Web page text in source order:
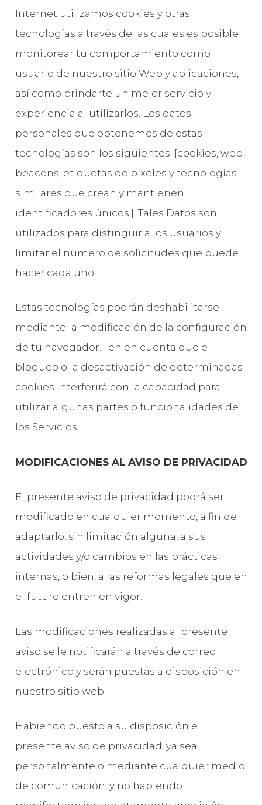
Internet utilizamos cookies y otras
tecnologías a través de las cuales es posible
monitorear tu comportamiento como
usuario de nuestro sitio Web y aplicaciones,
así como brindarte un mejor servicio y
experiencia al utilizarlos. Los datos
personales que obtenemos de estas
tecnologías son los siguientes: [cookies, web-
beacons, etiquetas de píxeles y tecnologías
similares que crean y mantienen
identificadores únicos.]. Tales Datos son
utilizados para distinguir a los usuarios y
limitar el número de solicitudes que puede
hacer cada uno.
Estas tecnologías podrán deshabilitarse
mediante la modificación de la configuración
de tu navegador. Ten en cuenta que el
bloqueo o la desactivación de determinadas
cookies interferirá con la capacidad para
utilizar algunas partes o funcionalidades de
los Servicios.
MODIFICACIONES AL AVISO DE PRIVACIDAD
El presente aviso de privacidad podrá ser
modificado en cualquier momento, a fin de
adaptarlo, sin limitación alguna, a sus
actividades y/o cambios en las prácticas
internas, o bien, a las reformas legales que en
el futuro entren en vigor.
Las modificaciones realizadas al presente
aviso se le notificarán a través de correo
electrónico y serán puestas a disposición en
nuestro sitio web.
Habiendo puesto a su disposición el
presente aviso de privacidad, ya sea
personalmente o mediante cualquier medio
de comunicación, y no habiendo